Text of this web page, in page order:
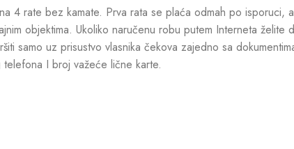
4 rate bez kamate. Prva rata se plaća odmah po isporuci,
objektima. Ukoliko naručenu robu putem Interneta
samo uz prisustvo vlasnika čekova zajedno sa
I broj važeće lične karte.